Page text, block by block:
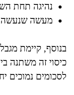
נהיגה תחת
מעשה שנעשה
בנוסף, קיימת
כיסוי זה משתנה
לסכומים נמוכים